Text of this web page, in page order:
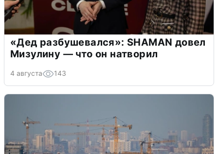
«Дед разбушевался»: SHAMAN довел
Мизулину — что он натворил
4 августа 143